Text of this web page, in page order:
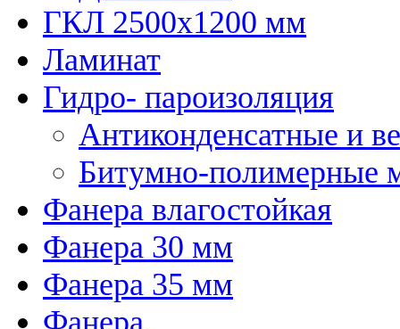
ГКЛ 2500х1200 мм
Ламинат
Гидро- пароизоляция
Антиконденсатные и
Битумно-полимерные
Фанера влагостойкая
Фанера 30 мм
Фанера 35 мм